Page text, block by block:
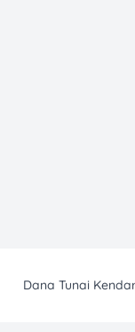
Dana Tunai